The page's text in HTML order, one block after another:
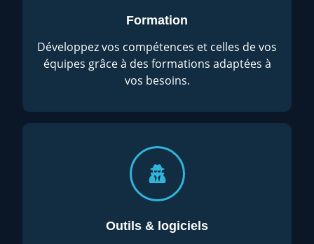
Formation
Développez vos compétences et celles de vos
équipes grâce à des formations adaptées à
vos besoins.
Outils & logiciels